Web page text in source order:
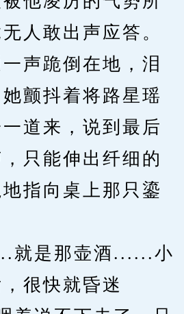
人敢出声应答。
跪倒在地，泪
颤抖着将路星瑶
道来，说到最后
只能伸出纤细的
指向桌上那只鎏
是那壶酒......小
很快就昏迷